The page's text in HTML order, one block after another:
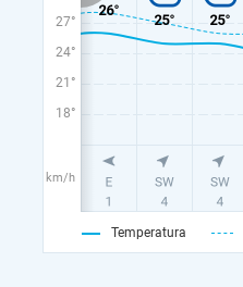
27°
24°
21°
18°
km/h
Temperatura